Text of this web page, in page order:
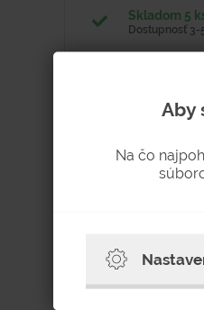
Skladom 5
Dostupnosť
Aby
Na čo